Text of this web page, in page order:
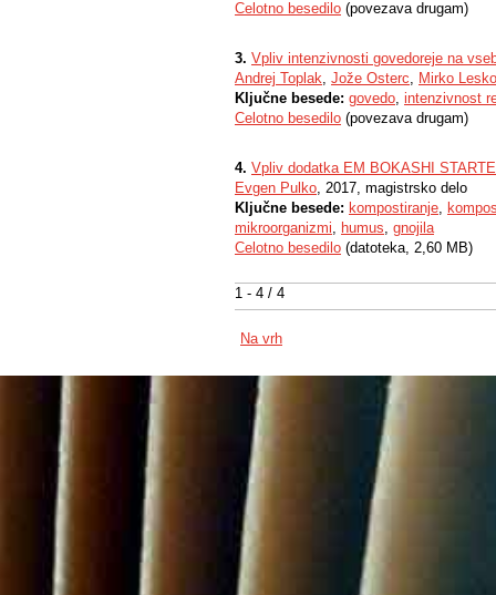
1 - 4 / 4
Celotno besedilo (povezava drugam)
3. Vpliv intenzivnosti govedoreje na
Andrej Toplak, Jože Osterc, Mirko
Ključne besede: govedo, intenzivnost
Celotno besedilo (povezava drugam)
4. Vpliv dodatka EM BOKASHI
Evgen Pulko, 2017, magistrsko delo
Ključne besede: kompostiranje,
mikroorganizmi, humus, gnojila
Celotno besedilo (datoteka, 2,60 MB)
Na vrh